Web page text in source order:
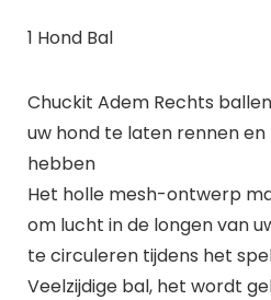
1 Hond Bal
Chuckit Adem Rechts
uw hond te laten rennen
hebben
Het holle mesh-ontwerp
om lucht in de longen van
te circuleren tijdens het
Veelzijdige bal, het wordt